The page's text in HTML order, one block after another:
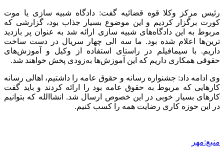
رئیس مرکز وکلا قوه قضائیه گفت: دادگاه شبیه سازی یا موت
کورت برگزار کردیم و این موضوع بسیار جذاب بود، گزارشی که
مربوط به این دادگاه‌های شبیه سازی ارائه شد به عنوان پر بازدید
ترین‌ها اعلام شده بود. ما سه الی چهار سریال در دست ساخت
داریم. با سیمافیلم
در راستای استفاده از وکیل و آموزش‌های
حقوقی همکاری داریم که این آموزش‌ها به‌زودی پخش خواهند شد.
وی ادامه داد: جشنواره رسانه و حقوق عامه را داشتیم، اهالی رسانه
کارهایی که مربوط به حقوق عامه بود را ارائه کردند و باید گفت
کارهای بسیار خوبی در این خصوص ارسال شد. انشاالله که بتوانیم
در این حوزه کاری رضایت همه را کسب کنیم.
منبع:مهر